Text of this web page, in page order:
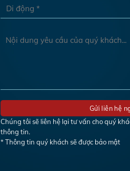
Chúng tôi sẽ liên hệ lại tư vấn cho quý
thông tin.
* Thông tin quý khách sẽ được bảo mật